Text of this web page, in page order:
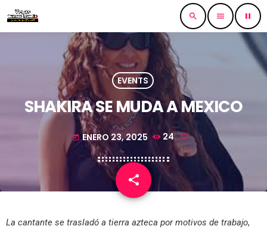
search menu pause
EVENTS
SHAKIRA SE MUDA A MEXICO
today ENERO 23, 2025 24
share
email
La cantante se trasladó a tierra azteca por motivos de trabajo,